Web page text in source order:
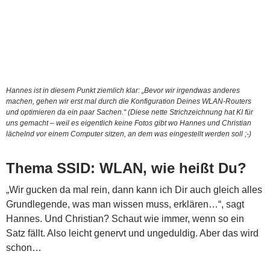
Hannes ist in diesem Punkt ziemlich klar: „Bevor wir irgendwas anderes
machen, gehen wir erst mal durch die Konfiguration Deines WLAN-Routers
und optimieren da ein paar Sachen.“ (Diese nette Strichzeichnung hat KI für
uns gemacht – weil es eigentlich keine Fotos gibt wo Hannes und Christian
lächelnd vor einem Computer sitzen, an dem was eingestellt werden soll ;-)
Thema SSID: WLAN, wie heißt Du?
„Wir gucken da mal rein, dann kann ich Dir auch gleich alles
Grundlegende, was man wissen muss, erklären…“, sagt
Hannes. Und Christian? Schaut wie immer, wenn so ein
Satz fällt. Also leicht genervt und ungeduldig. Aber das wird
schon…